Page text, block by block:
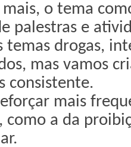
mais, o tema
palestras e
temas drogas,
mas vamos
consistente.
mais
como a da